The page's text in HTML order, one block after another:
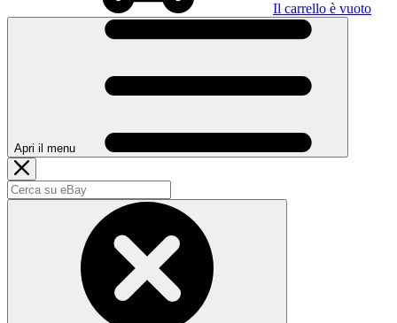
Il carrello è vuoto
Apri il menu